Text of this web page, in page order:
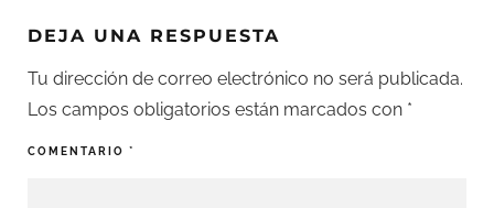
DEJA UNA RESPUESTA
Tu dirección de correo electrónico no será publicada.
Los campos obligatorios están marcados con *
COMENTARIO *